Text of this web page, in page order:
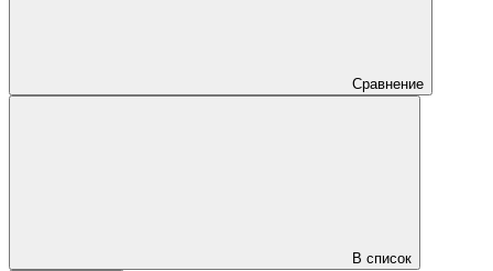
Сравнение
В список